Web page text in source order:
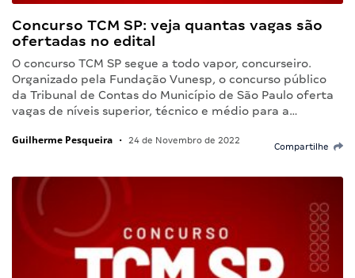
Concurso TCM SP: veja quantas vagas são
ofertadas no edital
O concurso TCM SP segue a todo vapor, concurseiro.
Organizado pela Fundação Vunesp, o concurso público
da Tribunal de Contas do Município de São Paulo oferta
vagas de níveis superior, técnico e médio para a…
Guilherme Pesqueira • 24 de Novembro de 2022
Compartilhe